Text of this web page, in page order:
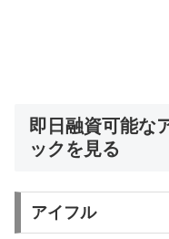
即日融資可能な
ックを見る
アイフル